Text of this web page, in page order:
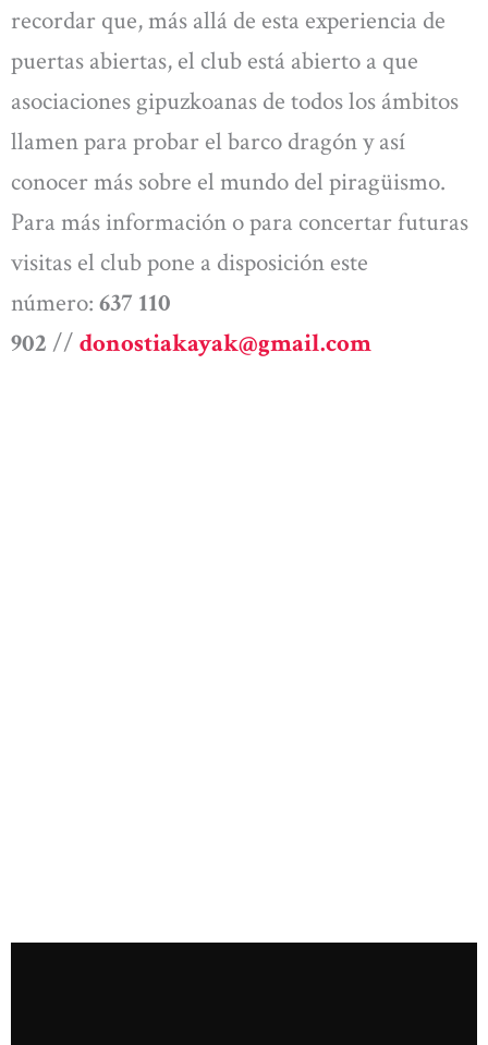
recordar que, más allá de esta experiencia de
puertas abiertas, el club está abierto a que
asociaciones gipuzkoanas de todos los ámbitos
llamen para probar el barco dragón y así
conocer más sobre el mundo del piragüismo.
Para más información o para concertar futuras
visitas el club pone a disposición este
número: 637 110
902 // donostiakayak@gmail.com